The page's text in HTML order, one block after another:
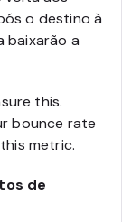
o destino à
baixarão a
this.
bounce rate
metric.
de